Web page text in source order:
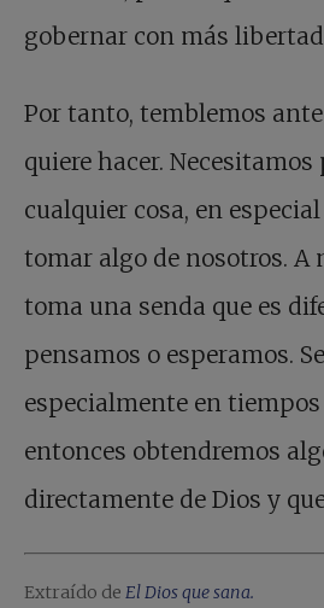
gobernar con más
Por tanto, temblemos
quiere hacer.
cualquier cosa, en
tomar algo de nosotros. A
toma una senda que es
pensamos o esperamos.
especialmente en tiempos
entonces obtendremos
directamente de Dios y
Extraído de El Dios que sana.